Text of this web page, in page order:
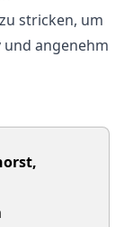
stricken, um
und angenehm